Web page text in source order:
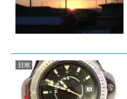
日常